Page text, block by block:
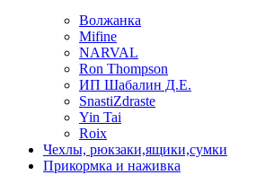
Волжанка
Mifine
NARVAL
Ron Thompson
ИП Шабалин Д.Е.
SnastiZdraste
Yin Tai
Roix
Чехлы, рюкзаки,ящики,сумки
Прикормка и наживка